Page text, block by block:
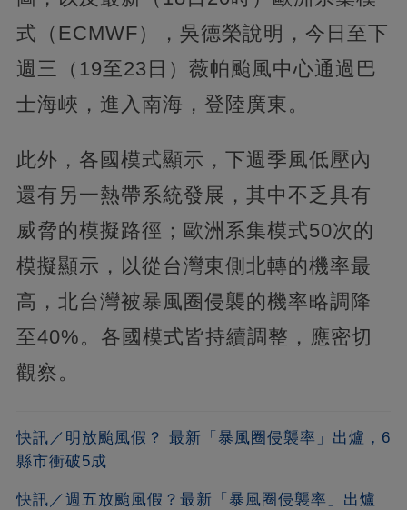
式（ECMWF），吳德榮說明，今日至下
週三（19至23日）薇帕颱風中心通過巴
士海峽，進入南海，登陸廣東。
此外，各國模式顯示，下週季風低壓內
還有另一熱帶系統發展，其中不乏具有
威脅的模擬路徑；歐洲系集模式50次的
模擬顯示，以從台灣東側北轉的機率最
高，北台灣被暴風圈侵襲的機率略調降
至40%。各國模式皆持續調整，應密切
觀察。
快訊／明放颱風假？ 最新「暴風圈侵襲率」出爐，6
縣市衝破5成
快訊／週五放颱風假？最新「暴風圈侵襲率」出爐